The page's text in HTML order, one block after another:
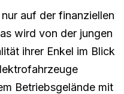
auf der finanziellen
wird von der jungen
ihrer Enkel im Blick
Betriebsgelände mit